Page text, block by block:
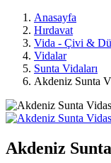
Anasayfa
Hırdavat
Vida - Çivi &
Vidalar
Sunta Vidaları
Akdeniz Sunta
Akdeniz